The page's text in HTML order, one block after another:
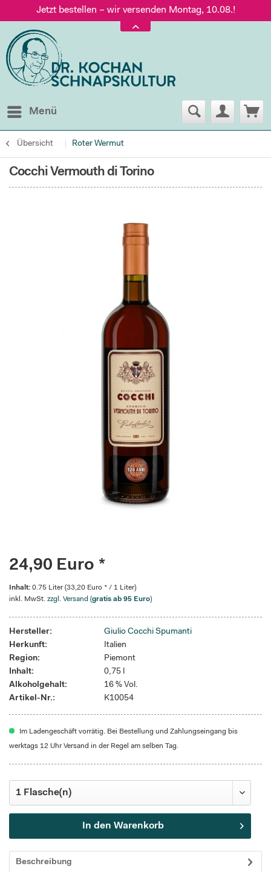
Jetzt bestellen – wir versenden Montag, 10.08.!
Versand nur 5,60 €, gratis ab 95 € Warenwert
Jetzt bestellen – wir versenden Montag, 10.08.!
Menü
Übersicht Roter Wermut
Cocchi Vermouth di Torino
24,90 Euro *
Inhalt: 0.75 Liter (33,20 Euro * / 1 Liter)
inkl. MwSt. zzgl. Versand (gratis ab 95 Euro)
Hersteller:
Giulio Cocchi Spumanti
Herkunft:
Italien
Region:
Piemont
Inhalt:
0,75 l
Alkoholgehalt:
16 % Vol.
Artikel-Nr.:
K10054
Im Ladengeschäft vorrätig. Bei Bestellung und Zahlungseingang bis
werktags 12 Uhr Versand in der Regel am selben Tag.
In den Warenkorb
Beschreibung